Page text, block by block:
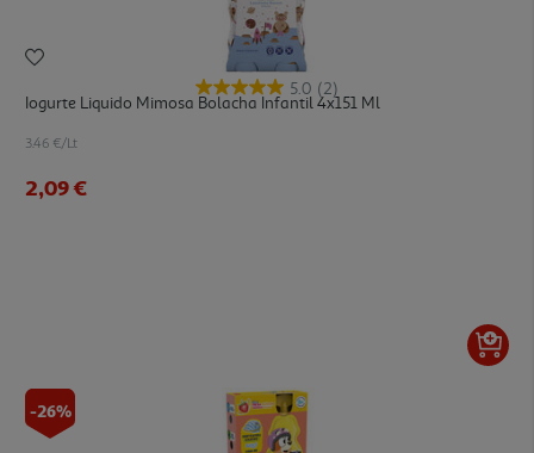
5.0 (2)
Iogurte Liquido Mimosa Bolacha Infantil 4x151 Ml
3.46 €/Lt
2,09 €
-26%